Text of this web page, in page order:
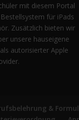
mit diesem Portal
für iPads
Zusätzlich bieten wir
unsere hauseigene
autorisierter Apple
&